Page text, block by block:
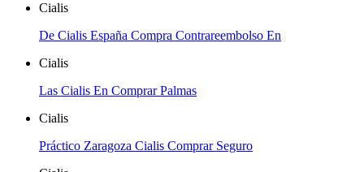
Cialis
De Cialis España Compra Contrareembolso En
Cialis
Las Cialis En Comprar Palmas
Cialis
Práctico Zaragoza Cialis Comprar Seguro